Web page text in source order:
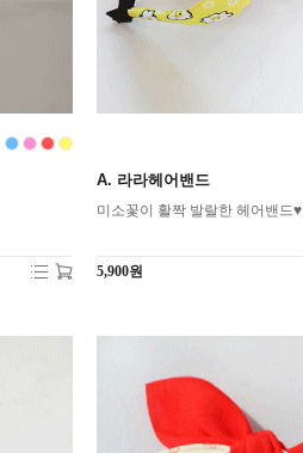
A. 라라헤어밴드
미소꽃이 활짝 발랄한 헤어밴드♥
5,900원